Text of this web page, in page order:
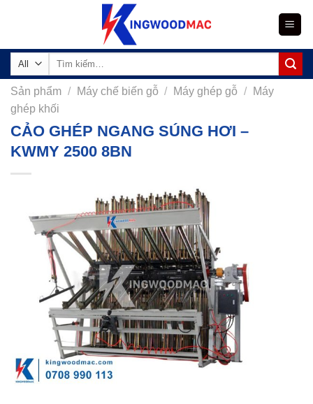
Tìm
Sản phẩm / Máy chế biến gỗ / Máy ghép gỗ /
Máy
ghép khối
CẢO GHÉP NGANG SÚNG HƠI –
KWMY 2500 8BN